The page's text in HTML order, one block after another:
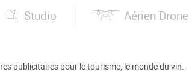
Studio Aérien Drone
publicitaires pour le tourisme, le monde du vin.